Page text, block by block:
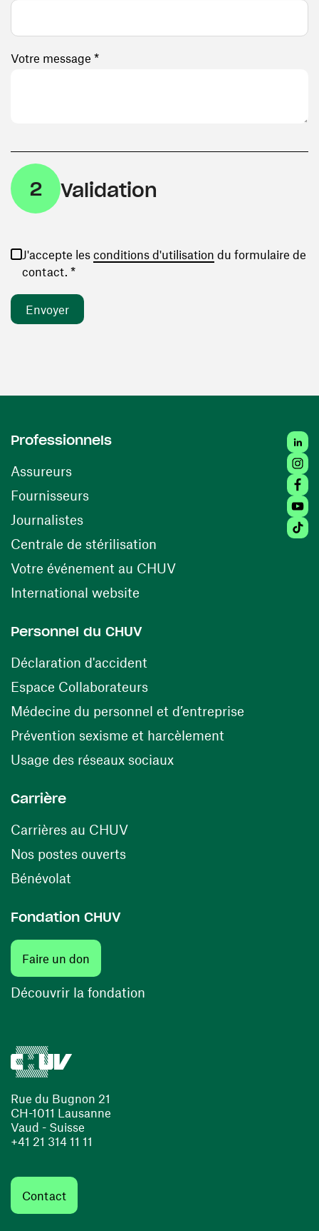
Votre message *
2 Validation
J'accepte les conditions d'utilisation (ouvre une
du formulaire de
contact. *
Rue du Bugnon 21
CH-1011 Lausanne
Vaud - Suisse
+41 21 314 11 11
Contact
Professionnels
Assureurs
Fournisseurs(ouvre une nouvelle fenêtre)
Journalistes
Centrale de stérilisation (ouvre une nouvelle
Votre événement au CHUV(ouvre une nouvelle
International website
Personnel du CHUV
Déclaration d'accident
Espace Collaborateurs(ouvre une nouvelle fenêtre)
Médecine du personnel et d’entreprise
Prévention sexisme et harcèlement
Usage des réseaux sociaux(ouvre une nouvelle
Carrière
Carrières au CHUV(ouvre une nouvelle fenêtre)
Nos postes ouverts(ouvre une nouvelle fenêtre)
Bénévolat
Fondation CHUV
Faire un don
Découvrir la fondation